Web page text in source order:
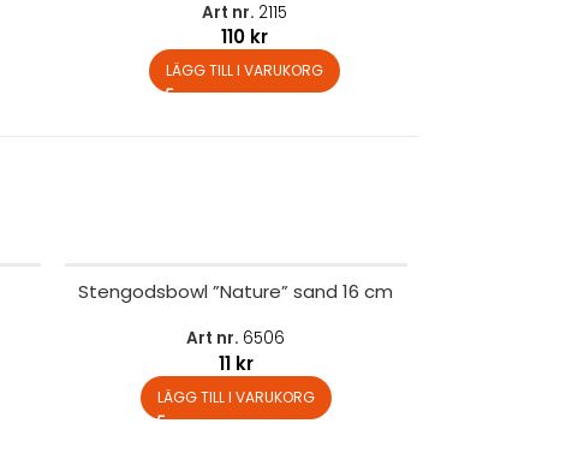
Art nr. 2115
110 kr
LÄGG TILL I VARUKORG
Stengodsbowl ”Nature” sand 16 cm
Art nr. 6506
11 kr
LÄGG TILL I VARUKORG